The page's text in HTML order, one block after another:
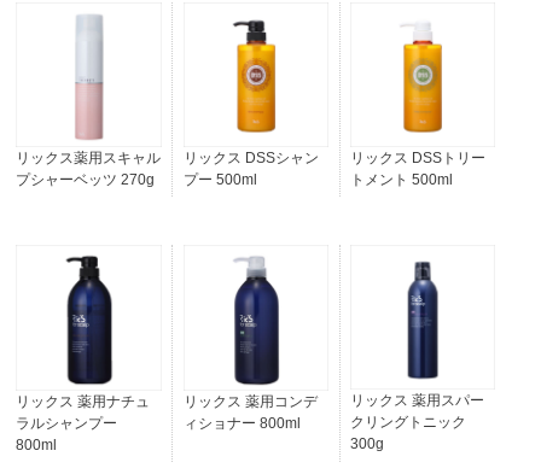
POINT 01
手肌と頭皮を守る
低刺激洗浄処方
いを残しながら汚れを落とします。
POINT 02
潤いを与えながら
リックス薬用スキャル
プシャーベッツ 270g
リックス DSSシャン
プー 500ml
リックス DSSトリー
トメント 500ml
リックス 薬用ナチュ
ラルシャンプー
800ml
リックス 薬用コンデ
ィショナー 800ml
リックス 薬用スパー
クリングトニック
300g